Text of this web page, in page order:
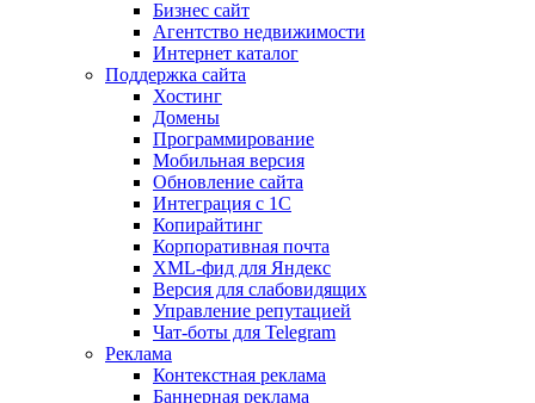
Бизнес сайт
Агентство недвижимости
Интернет каталог
Поддержка сайта
Хостинг
Домены
Программирование
Мобильная версия
Обновление сайта
Интеграция с 1С
Копирайтинг
Корпоративная почта
XML-фид для Яндекс
Версия для слабовидящих
Управление репутацией
Чат-боты для Telegram
Реклама
Контекстная реклама
Баннерная реклама